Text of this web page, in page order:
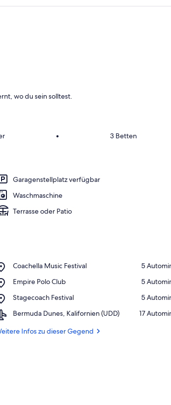
wo du sein solltest.
• 3 Betten
Garagenstellplatz verfügbar
Waschmaschine
Terrasse oder Patio
Coachella Music Festival
Place,
Music
‪5
Empire Polo Club
Place,
Polo
‪5
Stagecoach Festival
Place,
Festival
‪5
Bermuda Dunes, Kalifornien (UDD)
Airport,
Dunes,
‪17
Infos zu dieser Gegend